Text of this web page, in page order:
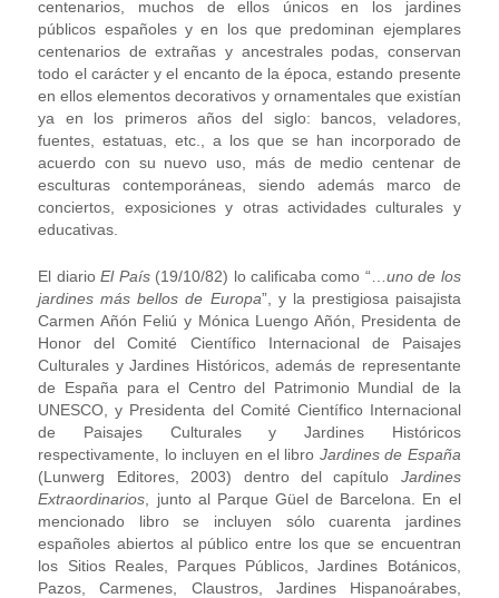
centenarios, muchos de ellos únicos en los jardines
públicos españoles y en los que predominan ejemplares
centenarios de extrañas y ancestrales podas, conservan
todo el carácter y el encanto de la época, estando presente
en ellos elementos decorativos y ornamentales que existían
ya en los primeros años del siglo: bancos, veladores,
fuentes, estatuas, etc., a los que se han incorporado de
acuerdo con su nuevo uso, más de medio centenar de
esculturas contemporáneas, siendo además marco de
conciertos, exposiciones y otras actividades culturales y
educativas.
El diarioEl País(19/10/82) lo calificaba como “… uno de los
jardines más bellos de Europa”, y la prestigiosa paisajista
Carmen Añón Feliú y Mónica Luengo Añón, Presidenta de
Honor del Comité Científico Internacional de Paisajes
Culturales y Jardines Históricos, además de representante
de España para el Centro del Patrimonio Mundial de la
UNESCO, y Presidenta del Comité Científico Internacional
de Paisajes Culturales y Jardines Históricos
respectivamente, lo incluyen en el libro Jardines de España
(Lunwerg Editores, 2003) dentro del capítulo Jardines
Extraordinarios , junto al Parque Güel de Barcelona. En el
mencionado libro se incluyen sólo cuarenta jardines
españoles abiertos al público entre los que se encuentran
los Sitios Reales, Parques Públicos, Jardines Botánicos,
Pazos, Carmenes, Claustros, Jardines Hispanoárabes,